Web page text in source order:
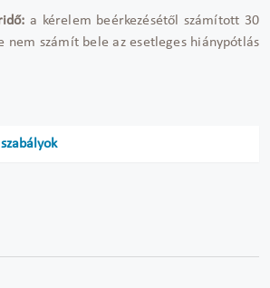
a kérelem beérkezésétől számított 30
nem számít bele az esetleges hiánypótlás